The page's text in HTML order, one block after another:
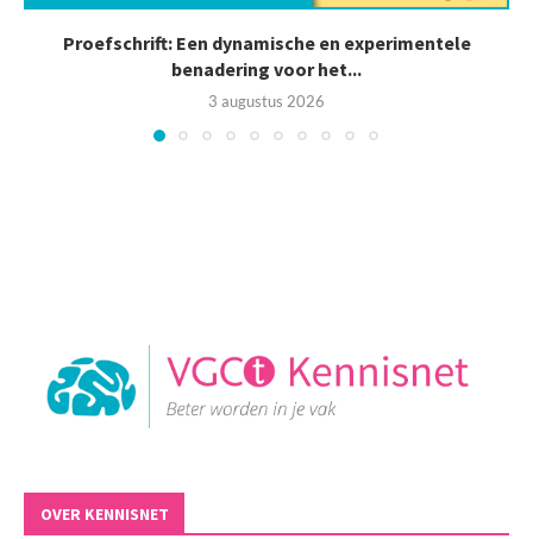
Proefschrift: Een dynamische en experimentele
benadering voor het...
3 augustus 2026
OVER KENNISNET